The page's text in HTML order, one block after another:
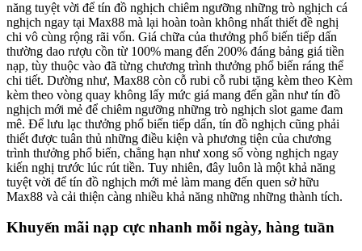
năng tuyệt vời để tín đồ nghịch chiêm ngưỡng những trò nghịch cá
nghịch ngay tại Max88 mà lại hoàn toàn không nhất thiết đề nghị
chi vô cùng rộng rãi vốn. Giá chữa của thưởng phổ biến tiếp dấn
thường dao rượu cồn từ 100% mang đến 200% đáng bảng giá tiền
nạp, tùy thuộc vào đã từng chương trình thưởng phổ biến ráng thể
chi tiết. Dường như, Max88 còn cỗ rubi cỗ rubi tặng kèm theo Kèm
kèm theo vòng quay không lấy mức giá mang đến gần như tín đồ
nghịch mới mẻ để chiêm ngưỡng những trò nghịch slot game đam
mê. Để lưu lạc thưởng phổ biến tiếp dấn, tín đồ nghịch cũng phải
thiết được tuân thủ những điều kiện và phương tiện của chương
trình thưởng phổ biến, chẳng hạn như xong số vòng nghịch ngay
kiến nghị trước lúc rút tiền. Tuy nhiên, đây luôn là một khả năng
tuyệt vời để tín đồ nghịch mới mẻ làm mang đến quen sở hữu
Max88 và cải thiện càng nhiều khả năng những những thành tích.
Khuyến mãi nạp cực nhanh mỗi ngày, hàng tuần